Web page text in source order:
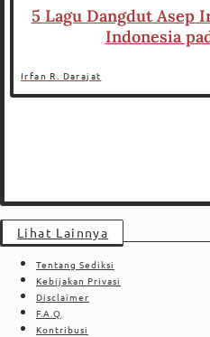
5 Lagu Dangdut Asep
Indonesia
Irfan R. Darajat
Lihat Lainnya
Tentang Sediksi
Kebijakan Privasi
Disclaimer
F.A.Q
Kontribusi